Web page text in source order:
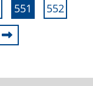
551
552